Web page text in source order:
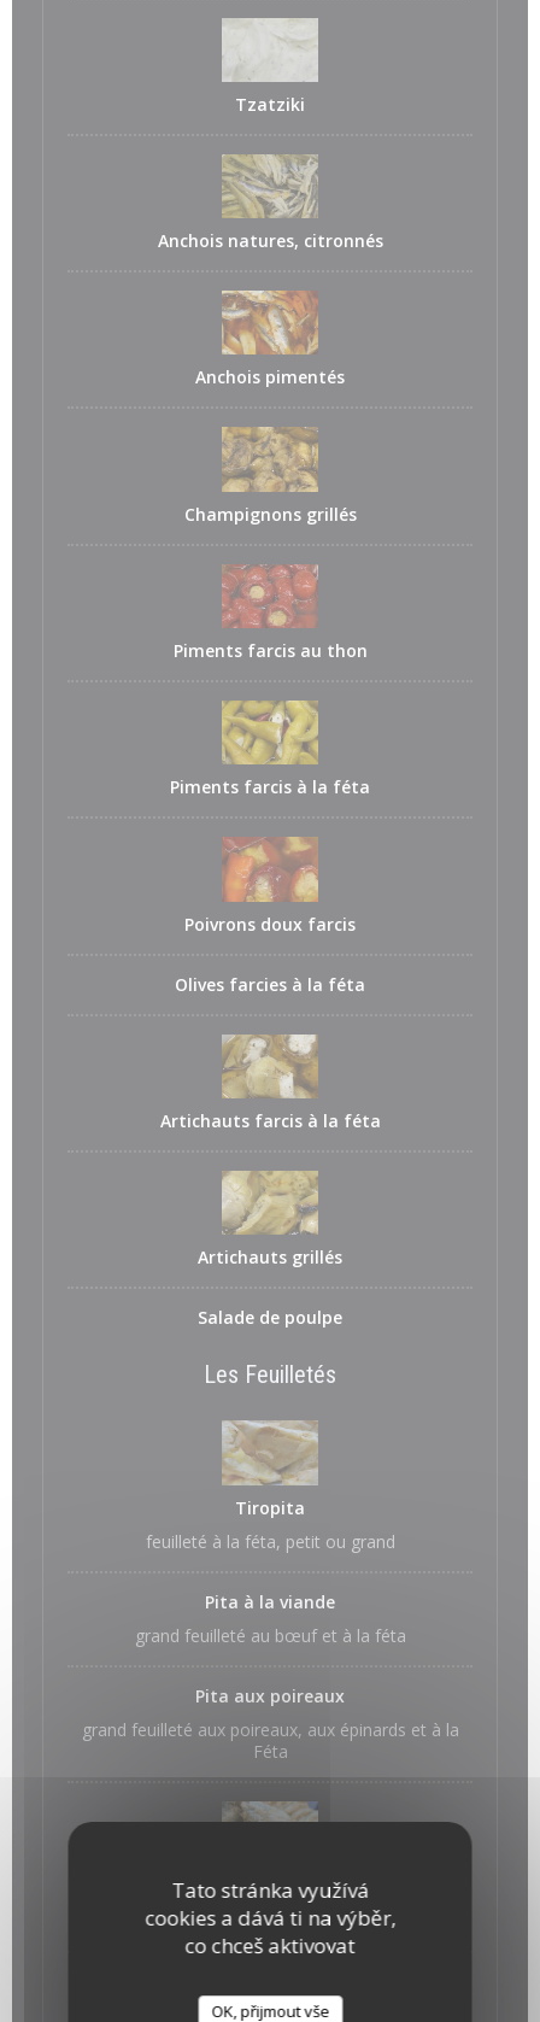
Tato stránka využívá
cookies a dává ti na výběr,
co chceš aktivovat
OK, přijmout vše
Tzatziki
Anchois natures, citronnés
Anchois pimentés
Champignons grillés
Piments farcis au thon
Piments farcis à la féta
Poivrons doux farcis
Olives farcies à la féta
Artichauts farcis à la féta
Artichauts grillés
Salade de poulpe
Les Feuilletés
Tiropita
feuilleté à la féta, petit ou grand
Pita à la viande
grand feuilleté au bœuf et à la féta
Pita aux poireaux
grand feuilleté aux poireaux, aux épinards et à la
Féta
Spanakopita
feuilleté aux épinards et à la féta, petit ou grand